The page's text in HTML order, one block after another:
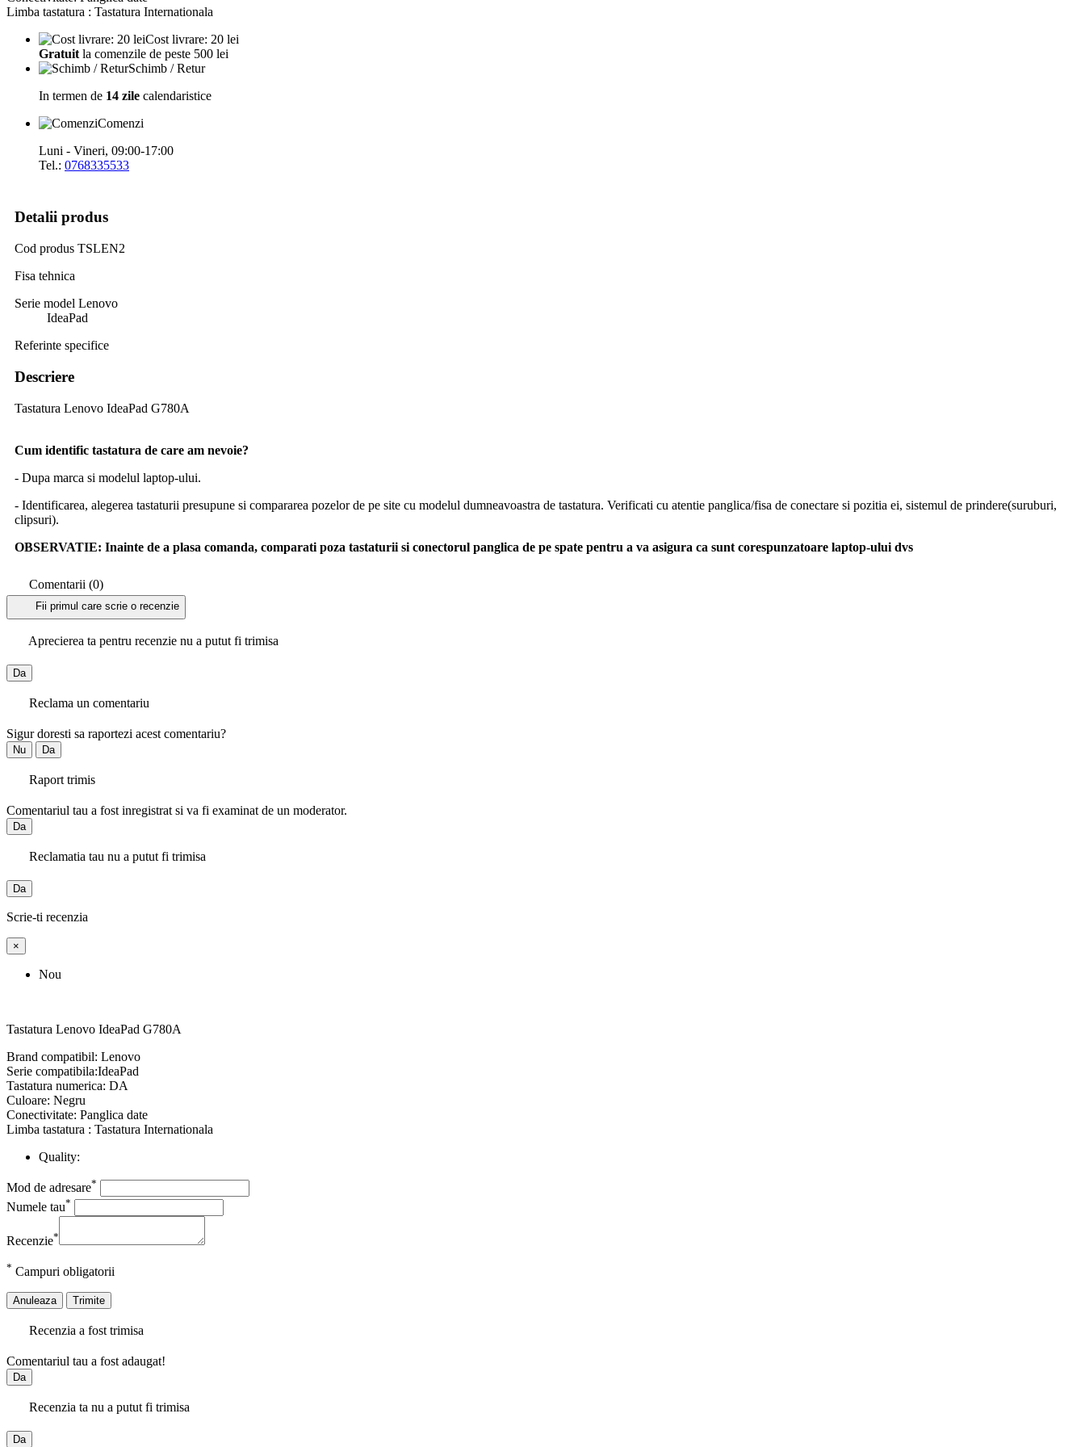
Limba tastatura : Tastatura Internationala
Cost livrare: 20 lei
Gratuit la comenzile de peste 500 lei
Schimb / Retur
In termen de 14 zile calendaristice
Comenzi
Luni - Vineri, 09:00-17:00
Tel.: 0768335533
Detalii produs
Cod produs TSLEN2
Fisa tehnica
Serie model Lenovo
IdeaPad
Referinte specifice
Descriere
Tastatura Lenovo IdeaPad G780A
Cum identific tastatura de care am nevoie?
- Dupa marca si modelul laptop-ului.
- Identificarea, alegerea tastaturii presupune si compararea pozelor de pe site cu modelul dumneavoastra de tastatura. Verificati cu atentie panglica/fisa de conectare si pozitia ei, sistemul de prindere(suruburi,
clipsuri).
OBSERVATIE: Inainte de a plasa comanda, comparati poza tastaturii si conectorul panglica de pe spate pentru a va asigura ca sunt corespunzatoare laptop-ului dvs
Comentarii (0)
Fii primul care scrie o recenzie
Aprecierea ta pentru recenzie nu a putut fi trimisa
Da
Reclama un comentariu
Sigur doresti sa raportezi acest comentariu?
Nu Da
Raport trimis
Comentariul tau a fost inregistrat si va fi examinat de un moderator.
Da
Reclamatia tau nu a putut fi trimisa
Da
Scrie-ti recenzia
×
Nou
Tastatura Lenovo IdeaPad G780A
Brand compatibil: Lenovo
Serie compatibila:IdeaPad
Tastatura numerica: DA
Culoare: Negru
Conectivitate: Panglica date
Limba tastatura : Tastatura Internationala
Quality:
Mod de adresare*
Numele tau*
Recenzie*
* Campuri obligatorii
Anuleaza Trimite
Recenzia a fost trimisa
Comentariul tau a fost adaugat!
Da
Recenzia ta nu a putut fi trimisa
Da